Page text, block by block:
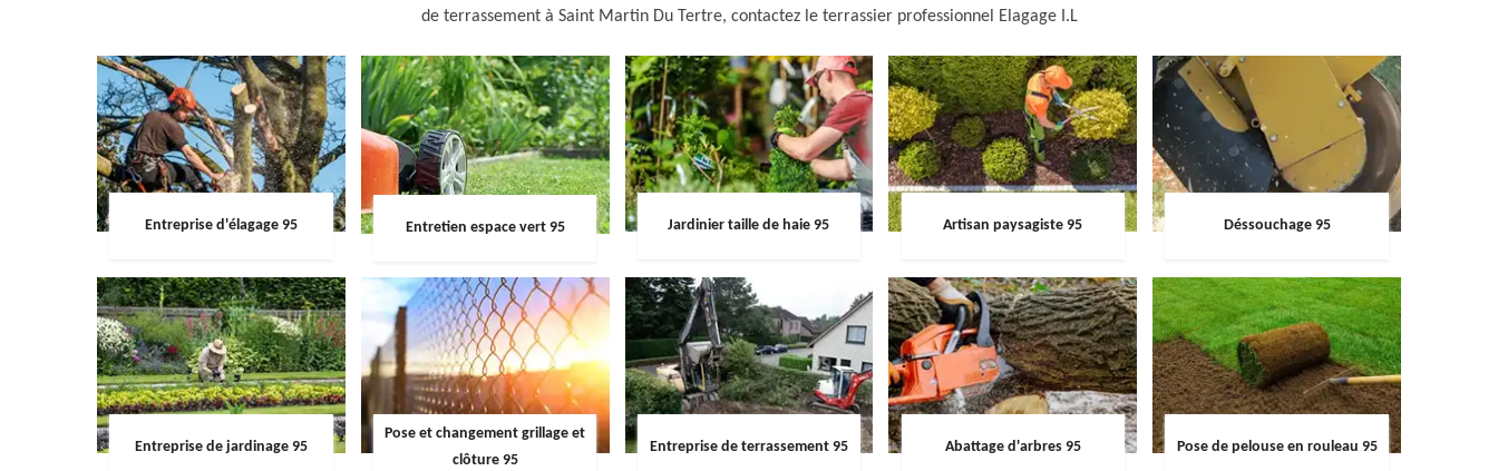
de terrassement à Saint Martin Du Tertre, contactez le terrassier professionnel Elagage I.L
Entreprise d'élagage 95 Entretien espace vert 95 Jardinier taille de haie 95 Artisan paysagiste 95 Déssouchage 95
Entreprise de jardinage 95
Pose et changement grillage et
clôture 95
Entreprise de terrassement 95 Abattage d'arbres 95 Pose de pelouse en rouleau 95